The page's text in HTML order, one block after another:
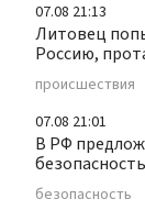
07.08 21:13
Литовец
Россию,
происшествия
07.08 21:01
В РФ
безопасность